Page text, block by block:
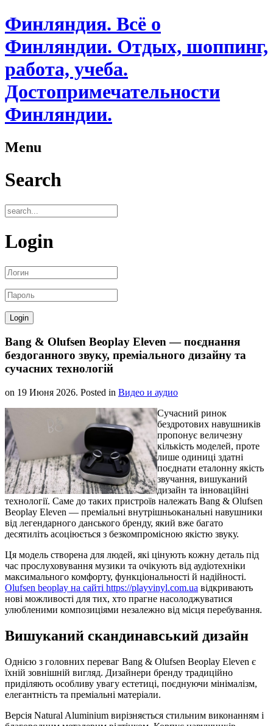
Финляндия. Всё о
Финляндии. Отдых, шоппинг,
работа, учеба.
Достопримечательности
Финляндии.
Menu
Search
Login
Bang & Olufsen Beoplay Eleven — поєднання
бездоганного звуку, преміального дизайну та
сучасних технологій
on 19 Июня 2026. Posted in Видео и аудио
Сучасний ринок
бездротових навушників
пропонує величезну
кількість моделей, проте
лише одиниці здатні
поєднати еталонну якість
звучання, вишуканий
дизайн та інноваційні
технології. Саме до таких пристроїв належать Bang & Olufsen
Beoplay Eleven — преміальні внутрішньоканальні навушники
від легендарного данського бренду, який вже багато
десятиліть асоціюється з безкомпромісною якістю звуку.
Ця модель створена для людей, які цінують кожну деталь під
час прослуховування музики та очікують від аудіотехніки
максимального комфорту, функціональності й надійності.
Olufsen beoplay на сайті https://playvinyl.com.ua відкривають
нові можливості для тих, хто прагне насолоджуватися
улюбленими композиціями незалежно від місця перебування.
Вишуканий скандинавський дизайн
Однією з головних переваг Bang & Olufsen Beoplay Eleven є
їхній зовнішній вигляд. Дизайнери бренду традиційно
приділяють особливу увагу естетиці, поєднуючи мінімалізм,
елегантність та преміальні матеріали.
Версія Natural Aluminium вирізняється стильним виконанням і